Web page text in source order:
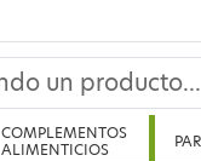
COMPLEMENTOS
ALIMENTICIOS